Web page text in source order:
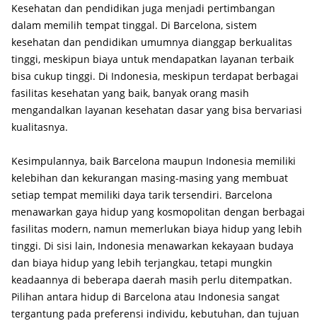
Kesehatan dan pendidikan juga menjadi pertimbangan
dalam memilih tempat tinggal. Di Barcelona, sistem
kesehatan dan pendidikan umumnya dianggap berkualitas
tinggi, meskipun biaya untuk mendapatkan layanan terbaik
bisa cukup tinggi. Di Indonesia, meskipun terdapat berbagai
fasilitas kesehatan yang baik, banyak orang masih
mengandalkan layanan kesehatan dasar yang bisa bervariasi
kualitasnya.
Kesimpulannya, baik Barcelona maupun Indonesia memiliki
kelebihan dan kekurangan masing-masing yang membuat
setiap tempat memiliki daya tarik tersendiri. Barcelona
menawarkan gaya hidup yang kosmopolitan dengan berbagai
fasilitas modern, namun memerlukan biaya hidup yang lebih
tinggi. Di sisi lain, Indonesia menawarkan kekayaan budaya
dan biaya hidup yang lebih terjangkau, tetapi mungkin
keadaannya di beberapa daerah masih perlu ditempatkan.
Pilihan antara hidup di Barcelona atau Indonesia sangat
tergantung pada preferensi individu, kebutuhan, dan tujuan